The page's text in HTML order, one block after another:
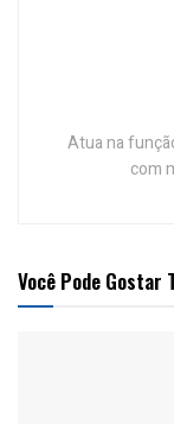
Atua na
com
Você Pode Gostar